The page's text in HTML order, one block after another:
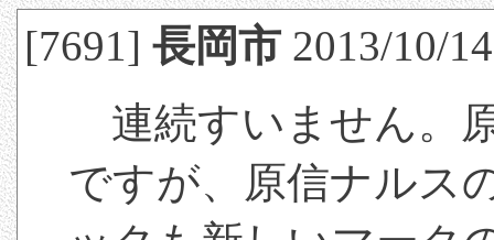
[7691]長岡市 2013/10/
連続すいません。
ですが、原信ナルス